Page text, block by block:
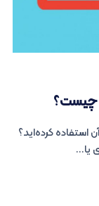
کرده‌اید؟
یا...